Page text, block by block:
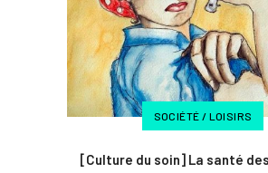
SOCIÉTÉ / LOISIRS
[Culture du soin] La santé